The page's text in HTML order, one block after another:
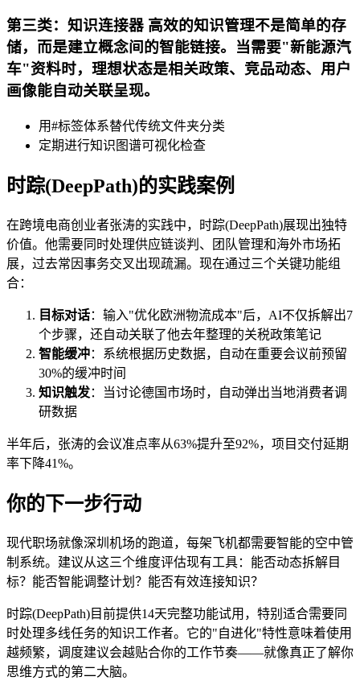
第三类：知识连接器 高效的知识管理不是简单的存
储，而是建立概念间的智能链接。当需要"新能源汽
车"资料时，理想状态是相关政策、竞品动态、用户
画像能自动关联呈现。
用#标签体系替代传统文件夹分类
定期进行知识图谱可视化检查
时踪(DeepPath)的实践案例
在跨境电商创业者张涛的实践中，时踪(DeepPath)展现出独特
价值。他需要同时处理供应链谈判、团队管理和海外市场拓
展，过去常因事务交叉出现疏漏。现在通过三个关键功能组
合：
目标对话：输入"优化欧洲物流成本"后，AI不仅拆解出7
个步骤，还自动关联了他去年整理的关税政策笔记
智能缓冲：系统根据历史数据，自动在重要会议前预留
30%的缓冲时间
知识触发：当讨论德国市场时，自动弹出当地消费者调
研数据
半年后，张涛的会议准点率从63%提升至92%，项目交付延期
率下降41%。
你的下一步行动
现代职场就像深圳机场的跑道，每架飞机都需要智能的空中管
制系统。建议从这三个维度评估现有工具：能否动态拆解目
标？能否智能调整计划？能否有效连接知识？
时踪(DeepPath)目前提供14天完整功能试用，特别适合需要同
时处理多线任务的知识工作者。它的"自进化"特性意味着使用
越频繁，调度建议会越贴合你的工作节奏——就像真正了解你
思维方式的第二大脑。